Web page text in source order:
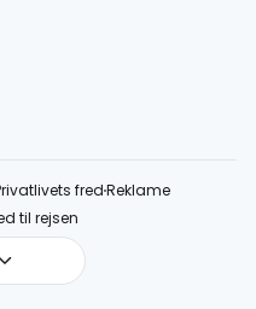
fredReklame
til rejsen